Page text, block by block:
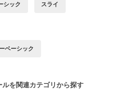
シック スライ
ベーシック
を関連カテゴリから探す